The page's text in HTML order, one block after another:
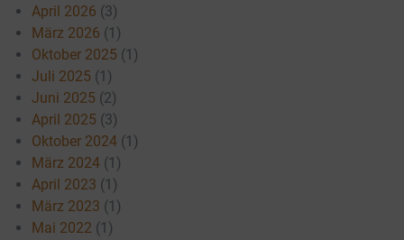
April 2026 (3)
März 2026 (1)
Oktober 2025 (1)
Juli 2025 (1)
Juni 2025 (2)
April 2025 (3)
Oktober 2024 (1)
März 2024 (1)
April 2023 (1)
März 2023 (1)
Mai 2022 (1)